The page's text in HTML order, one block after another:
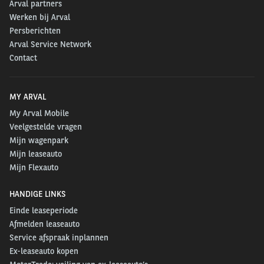
Na Prinsjesdag gaat de Tweede Kamer eerst aan de
slag met de Algemene Politieke Beschouwingen en de
diverse begrotingen. Het belastingplan en de fiscale
wetsvoorstellen die daarbij horen, staan op de
nodige veranderen in bovenstaande plannen. Wij
houden u dan via onze website op de hoogte.
Arval partners
Werken bij Arval
Persberichten
Arval Service Network
Contact
MY ARVAL
My Arval Mobile
Veelgestelde vragen
Mijn wagenpark
Mijn leaseauto
Mijn Flexauto
HANDIGE LINKS
Einde leaseperiode
Afmelden leaseauto
Service afspraak inplannen
Ex-leaseauto kopen